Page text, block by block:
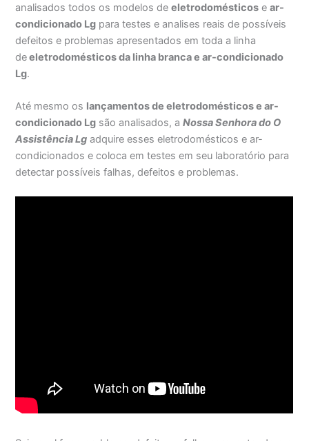
analisados todos os modelos deeletrodomésticos ear-
condicionado Lg para testes e analises reais de possíveis
defeitos e problemas apresentados em toda a linha
deeletrodomésticos da linha branca e ar-condicionado
Lg.
Até mesmo os lançamentos de eletrodomésticos e ar-
condicionado Lg são analisados, aNossa Senhora do O
Assistência Lg adquire esses eletrodomésticos e ar-
condicionados e coloca em testes em seu laboratório para
detectar possíveis falhas, defeitos e problemas.